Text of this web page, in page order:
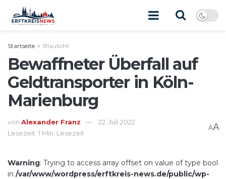
Startseite Blaulicht
Bewaffneter Überfall auf
Geldtransporter in Köln-
Marienburg
von Alexander Franz
22. Juli 2022
Lesezeit: 1 Min. Lesezeit
AA
Warning: Trying to access array offset on value of type bool
in /var/www/wordpress/erftkreis-news.de/public/wp-